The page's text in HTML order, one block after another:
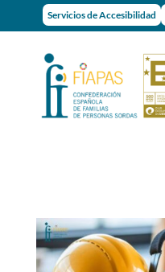
Servicios de Accesibilidad